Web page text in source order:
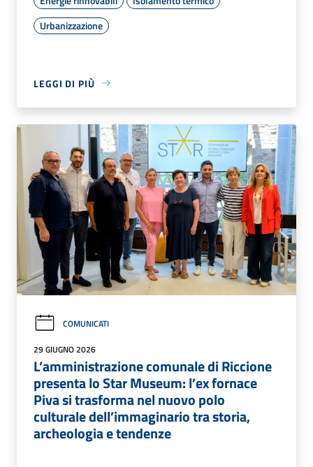
Urbanizzazione
LEGGI DI PIÙ
COMUNICATI
29 GIUGNO 2026
L’amministrazione comunale di Riccione
presenta lo Star Museum: l’ex fornace
Piva si trasforma nel nuovo polo
culturale dell’immaginario tra storia,
archeologia e tendenze